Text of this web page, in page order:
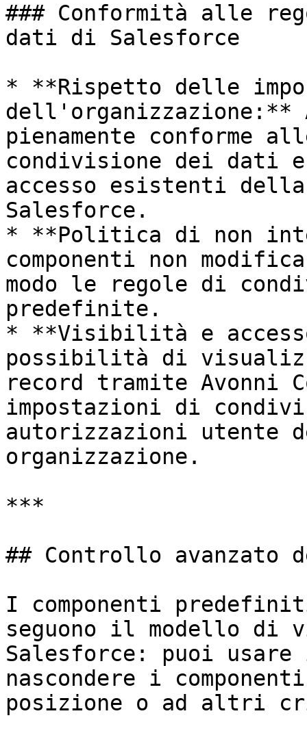
### Conformità alle
dati di Salesforce
* **Rispetto delle
dell'organizzazione:**
pienamente conforme
condivisione dei dati
accesso esistenti
Salesforce.
* **Politica di non
componenti non
modo le regole di
predefinite.
* **Visibilità e
possibilità di
record tramite Avonni
impostazioni di
autorizzazioni utente
organizzazione.
***
## Controllo
I componenti
seguono il modello
Salesforce: puoi
nascondere i
posizione o ad altri